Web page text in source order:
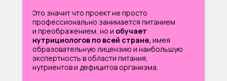
Это значит что проект не просто
профессионально занимается питанием
и преображением, но и обучает
нутрициологов по всей стране, имея
образовательную лицензию и наибольшую
экспертность в области питания,
нутриентов и дефицитов организма.